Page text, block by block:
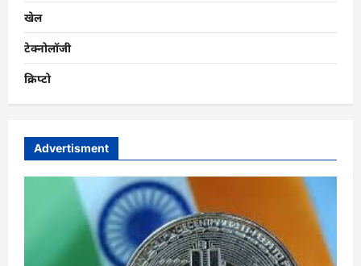
खेल
टेक्नोलॉजी
क्रिप्टो
Advertisment